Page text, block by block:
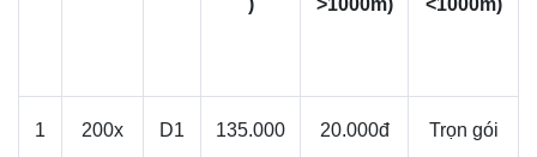
) >1000m) <1000m)
1
200x
D1
135.000
20.000đ
Trọn gói